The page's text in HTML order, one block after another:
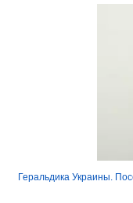
Геральдика Украины.